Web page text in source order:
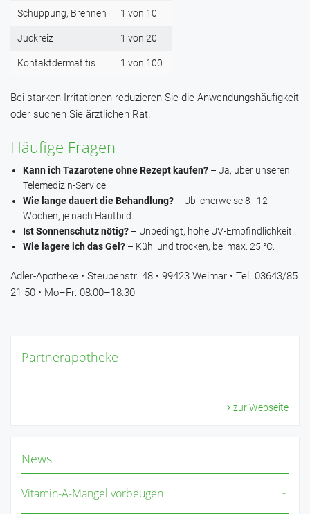
Schuppung, Brennen 1 von 10
Juckreiz 1 von 20
Kontaktdermatitis 1 von 100
Bei starken Irritationen reduzieren Sie die Anwendungshäufigkeit
oder suchen Sie ärztlichen Rat.
Häufige Fragen
Kann ich Tazarotene ohne Rezept kaufen?– Ja, über unseren
Telemedizin-Service.
Wie lange dauert die Behandlung?– Üblicherweise 8–12
Wochen, je nach Hautbild.
Ist Sonnenschutz nötig?– Unbedingt, hohe UV-Empfindlichkeit.
Wie lagere ich das Gel?– Kühl und trocken, bei max. 25 °C.
Adler-Apotheke • Steubenstr. 48 • 99423 Weimar • Tel. 03643/85
21 50 • Mo–Fr: 08:00–18:30
Partnerapotheke
zur Webseite
News
Vitamin-A-Mangel vorbeugen